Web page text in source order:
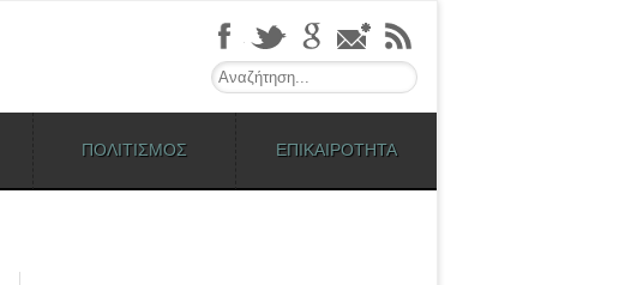
Search
ΠΟΛΙΤΙΣΜΟΣ ΕΠΙΚΑΙΡΟΤΗΤΑ